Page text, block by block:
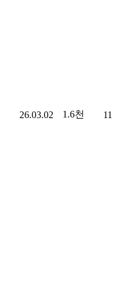
26.03.02 1.6천 11